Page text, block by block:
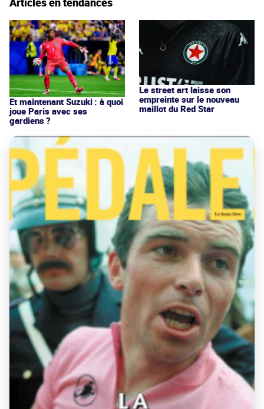
Et maintenant Suzuki : à quoi
joue Paris avec ses
gardiens ?
Le street art laisse son
empreinte sur le nouveau
maillot du Red Star